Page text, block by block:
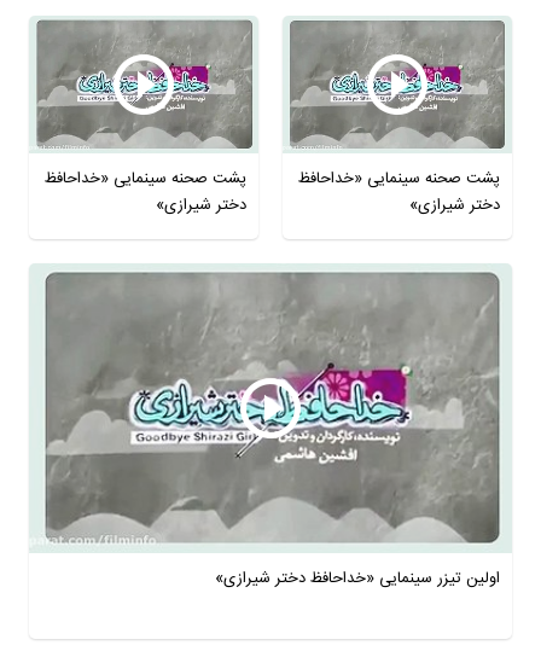
پشت صحنه سینمایی «خداحافظ
دختر شیرازی»
پشت صحنه سینمایی «خداحافظ
دختر شیرازی»
اولین تیزر سینمایی «خداحافظ دختر شیرازی»